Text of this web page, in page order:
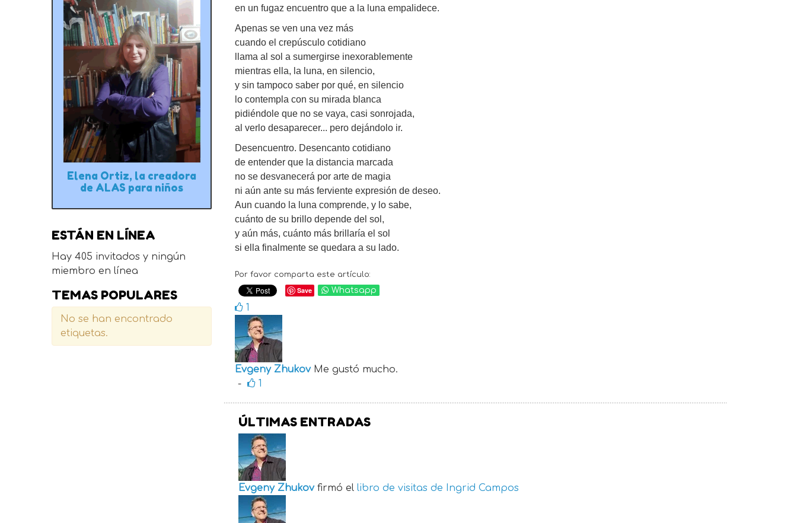
en un fugaz encuentro que a la luna empalidece.
Apenas se ven una vez más
cuando el crepúsculo cotidiano
llama al sol a sumergirse inexorablemente
mientras ella, la luna, en silencio,
y sin tampoco saber por qué, en silencio
lo contempla con su mirada blanca
pidiéndole que no se vaya, casi sonrojada,
al verlo desaparecer... pero dejándolo ir.
Desencuentro. Desencanto cotidiano
de entender que la distancia marcada
no se desvanecerá por arte de magia
ni aún ante su más ferviente expresión de deseo.
Aun cuando la luna comprende, y lo sabe,
cuánto de su brillo depende del sol,
y aún más, cuánto más brillaría el sol
si ella finalmente se quedara a su lado.
Por favor comparta este artículo:
Save Whatsapp
1
Evgeny ZhukovMe gustó mucho.
-
1
ÚLTIMAS ENTRADAS
Evgeny Zhukov firmó el libro de visitas de Ingrid Campos
Elena Ortiz, la creadora
de ALAS para niños
ESTÁN EN LÍNEA
Hay 405 invitados y ningún
miembro en línea
TEMAS POPULARES
No se han encontrado
etiquetas.